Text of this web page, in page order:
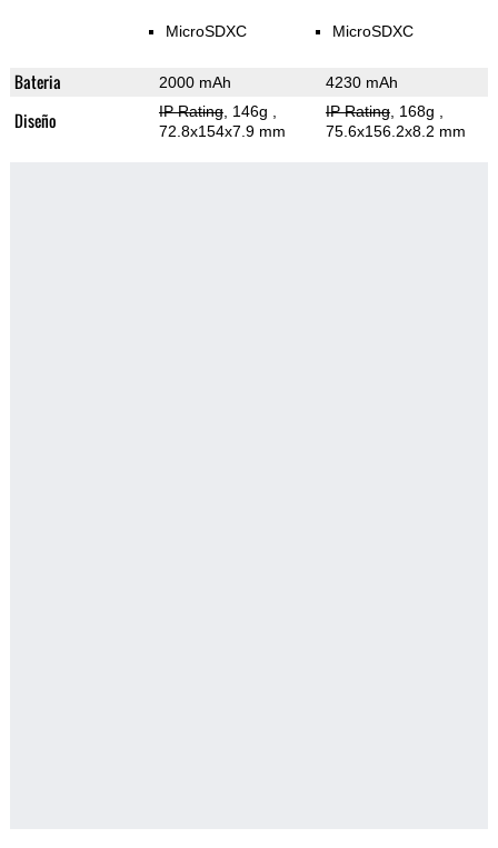
MicroSDXC MicroSDXC
Bateria 2000 mAh 4230 mAh
Diseño IP Rating, 146g
72.8x154x7.9 mm
IP Rating, 168g
75.6x156.2x8.2 mm